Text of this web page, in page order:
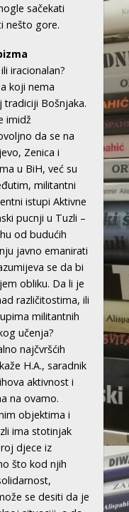
sačekati
nešto gore.
iracionalan?
koji nema
Bošnjaka.
imidž
da se na
Zenica i
u BiH, već su
militantni
istupi Aktivne
pucnji u Tuzli –
od budućih
javno emanirati
se da bi
obliku. Da li je
različitostima, ili
militantnih
učenja?
najčvršćih
H.A., saradnik
aktivnost i
na ovamo.
objektima i
ima stotinjak
djece iz
što kod njih
se desiti da je